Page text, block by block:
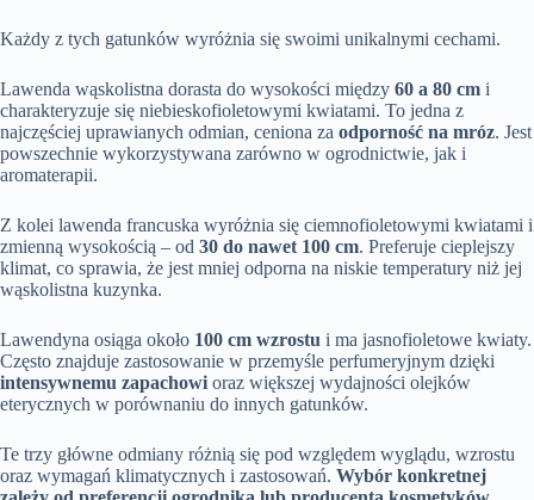
Każdy z tych gatunków wyróżnia się swoimi unikalnymi cechami.
Lawenda wąskolistna dorasta do wysokości między 60 a 80 cm i
charakteryzuje się niebieskofioletowymi kwiatami. To jedna z
najczęściej uprawianych odmian, ceniona za odporność na mróz. Jest
powszechnie wykorzystywana zarówno w ogrodnictwie, jak i
aromaterapii.
Z kolei lawenda francuska wyróżnia się ciemnofioletowymi kwiatami i
zmienną wysokością – od 30 do nawet 100 cm. Preferuje cieplejszy
klimat, co sprawia, że jest mniej odporna na niskie temperatury niż jej
wąskolistna kuzynka.
Lawendyna osiąga około 100 cm wzrostu i ma jasnofioletowe kwiaty.
Często znajduje zastosowanie w przemyśle perfumeryjnym dzięki
intensywnemu zapachowi oraz większej wydajności olejków
eterycznych w porównaniu do innych gatunków.
Te trzy główne odmiany różnią się pod względem wyglądu, wzrostu
oraz wymagań klimatycznych i zastosowań. Wybór konkretnej